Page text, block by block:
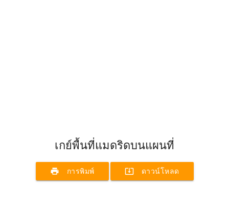
เกย์พื้นที่แมดริดบนแผนที่
print การพิมพ์ system_update_alt ดาวน์โหลด